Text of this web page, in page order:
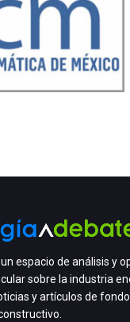
espacio de análisis y
sobre la industria
y artículos de